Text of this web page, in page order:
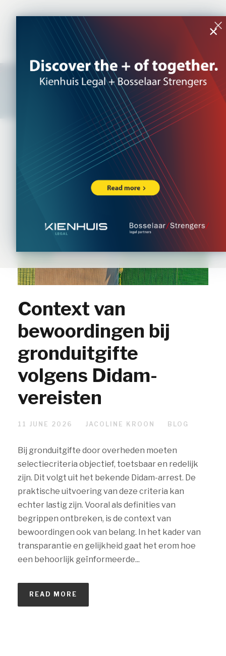
×
NL|EN
Context van
bewoordingen bij
gronduitgifte
volgens Didam-
vereisten
11 JUNE 2026 JACOLINE KROON BLOG
Bij gronduitgifte door overheden moeten
selectiecriteria objectief, toetsbaar en redelijk
zijn. Dit volgt uit het bekende Didam-arrest. De
praktische uitvoering van deze criteria kan
echter lastig zijn. Vooral als definities van
begrippen ontbreken, is de context van
bewoordingen ook van belang. In het kader van
transparantie en gelijkheid gaat het erom hoe
een behoorlijk geïnformeerde...
READ MORE